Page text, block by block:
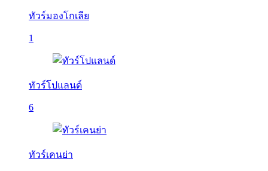
ทัวร์มองโกเลีย
1
ทัวร์โปแลนด์
6
ทัวร์เคนย่า